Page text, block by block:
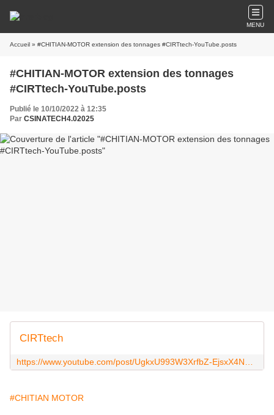
MENU
Accueil » #CHITIAN-MOTOR extension des tonnages #CIRTtech-YouTube.posts
#CHITIAN-MOTOR extension des tonnages
#CIRTtech-YouTube.posts
Publié le 10/10/2022 à 12:35
Par CSINATECH4.02025
CIRTtech
#CHITIAN MOTOR